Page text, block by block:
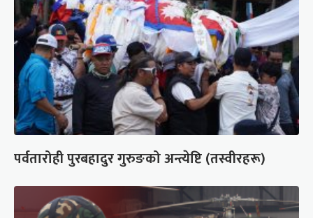
पर्वतारोही पुरबहादुर गुरुङको अन्त्येष्टि (तस्वीरहरू)